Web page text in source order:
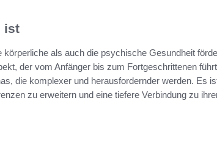
ist
als auch die psychische Gesundheit
der vom Anfänger bis zum Fortgeschrittenen
die komplexer und herausfordernder werden. Es
zu erweitern und eine tiefere Verbindung zu